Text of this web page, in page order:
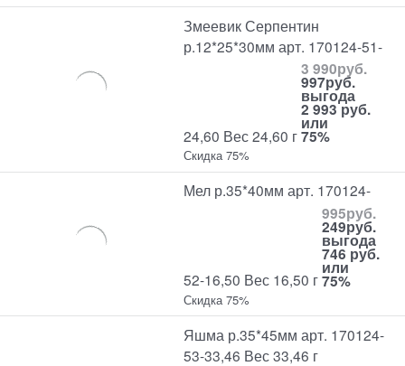
Змеевик Серпентин
р.12*25*30мм арт. 170124-51-
24,60 Вес 24,60 г
3 990руб.
997руб.
выгода
2 993 руб.
или
75%
Скидка 75%
Мел р.35*40мм арт. 170124-
52-16,50 Вес 16,50 г
995руб.
249руб.
выгода
746 руб.
или
75%
Скидка 75%
Яшма р.35*45мм арт. 170124-
53-33,46 Вес 33,46 г